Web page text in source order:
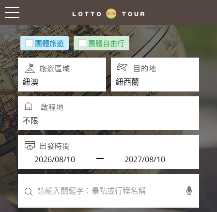
團體旅遊 團體自由行
旅遊區域 目的地
啟程地
出發時間